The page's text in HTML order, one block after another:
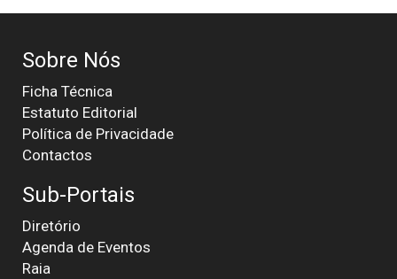
Sobre Nós
Ficha Técnica
Estatuto Editorial
Política de Privacidade
Contactos
Sub-Portais
Diretório
Agenda de Eventos
Raia